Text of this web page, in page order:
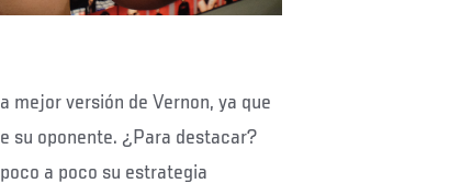
mejor versión de Vernon, ya que
su oponente. ¿Para destacar?
a poco su estrategia